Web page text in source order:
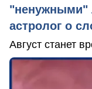
"ненужными"
астролог о
Август станет